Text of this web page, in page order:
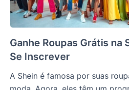
Ganhe Roupas Grátis na
Se Inscrever
A Shein é famosa por suas